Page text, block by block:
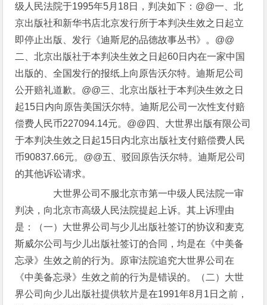
级人民法院于1995年5月18日，判决如下：@@一、北
京出版社和新华书店北京发行所于本判决生效之日起立
即停止出版、发行《迪斯尼的品德故事丛书》。@@
二、北京出版社于本判决生效之日起60日内在一家中国
出版的、全国发行的报纸上向原告沃尔特。迪斯尼公司
公开赔礼道歉。@@三、北京出版社于本判决生效之日
起15日内向原告美国沃尔特。迪斯尼公司一次性支付赔
偿费人民币227094.14元。@@四、大世界出版有限公司
于本判决生效之日起15日内北京出版社支付赔偿费人民
币90837.66元。@@五、驳回原告沃尔特。迪斯尼公司
的其他诉讼请求。
大世界公司不服北京市第一中级人民法院一审
判决，向北京市高级人民法院提起上诉。其上诉理由
是：（一）大世界公司与少儿出版社签订的协议和麦克
斯威尔公司与少儿出版社签订的合同，均是在《中美备
忘录》生效之前的行为。原审法院追究大世界公司在
《中美备忘录》生效之前的行为是错误的。（二）大世
界公司向少儿出版社提供软片是在1991年8月1日之前，